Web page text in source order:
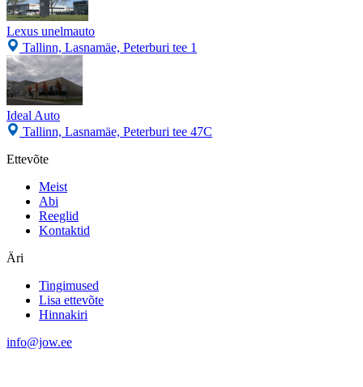
Lexus unelmauto
Tallinn, Lasnamäe, Peterburi tee 1
Ideal Auto
Tallinn, Lasnamäe, Peterburi tee 47C
Ettevõte
Meist
Abi
Reeglid
Kontaktid
Äri
Tingimused
Lisa ettevõte
Hinnakiri
info@jow.ee